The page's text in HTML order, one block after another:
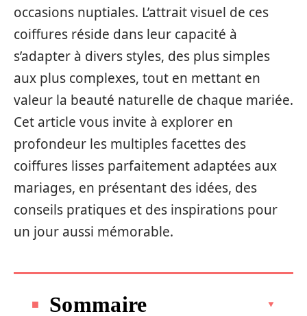
occasions nuptiales. L’attrait visuel de ces
coiffures réside dans leur capacité à
s’adapter à divers styles, des plus simples
aux plus complexes, tout en mettant en
valeur la beauté naturelle de chaque mariée.
Cet article vous invite à explorer en
profondeur les multiples facettes des
coiffures lisses parfaitement adaptées aux
mariages, en présentant des idées, des
conseils pratiques et des inspirations pour
un jour aussi mémorable.
Sommaire